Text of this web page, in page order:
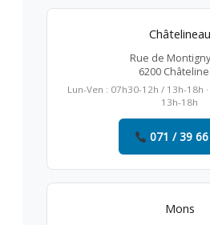
Châtelineau
Rue de
6200
Lun-Ven : 07h30-12h / 13h-18h
13h-18h
071 / 39 66
Mons